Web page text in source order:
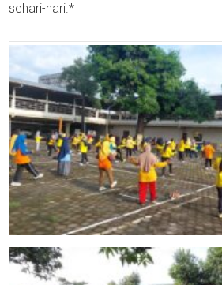
sehari-hari.*